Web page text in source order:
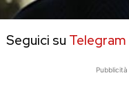
Seguici su Telegram
Pubblicità